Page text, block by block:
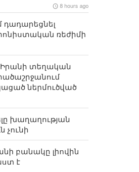
8 hours ago
դադարեցնել
​​ռեժիմի
Իրանի տեղական
ներմուծված
խաղաղության
չունի
բանակը լիովին
է